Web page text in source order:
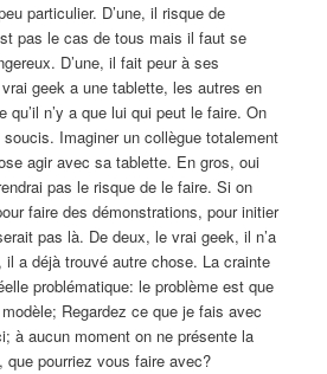
particulier. D’une, il risque de
pas le cas de tous mais il faut se
D’une, il fait peur à ses
geek a une tablette, les autres en
qu’il n’y a que lui qui peut le faire. On
soucis. Imaginer un collègue totalement
agir avec sa tablette. En gros, oui
pas le risque de le faire. Si on
faire des démonstrations, pour initier
pas là. De deux, le vrai geek, il n’a
a déjà trouvé autre chose. La crainte
problématique: le problème est que
Regardez ce que je fais avec
à aucun moment on ne présente la
pourriez vous faire avec?